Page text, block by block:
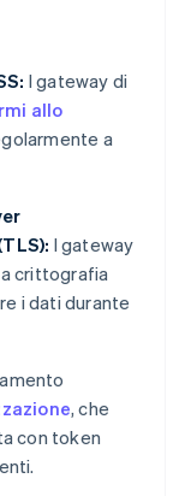
I gateway di
allo
a
I gateway
crittografia
i dati durante
, che
con token